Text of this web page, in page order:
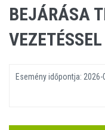
BEJÁRÁSA
VEZETÉSSEL
Esemény időpontja: 2026-